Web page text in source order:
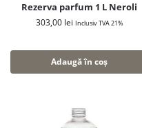
Rezerva parfum 1 L Neroli
303,00 lei Inclusiv TVA 21%
Adaugă în coș